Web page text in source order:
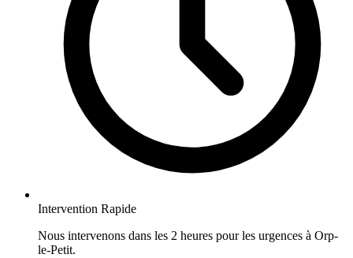
Intervention Rapide
Nous intervenons dans les 2 heures pour les urgences à Orp-
le-Petit.